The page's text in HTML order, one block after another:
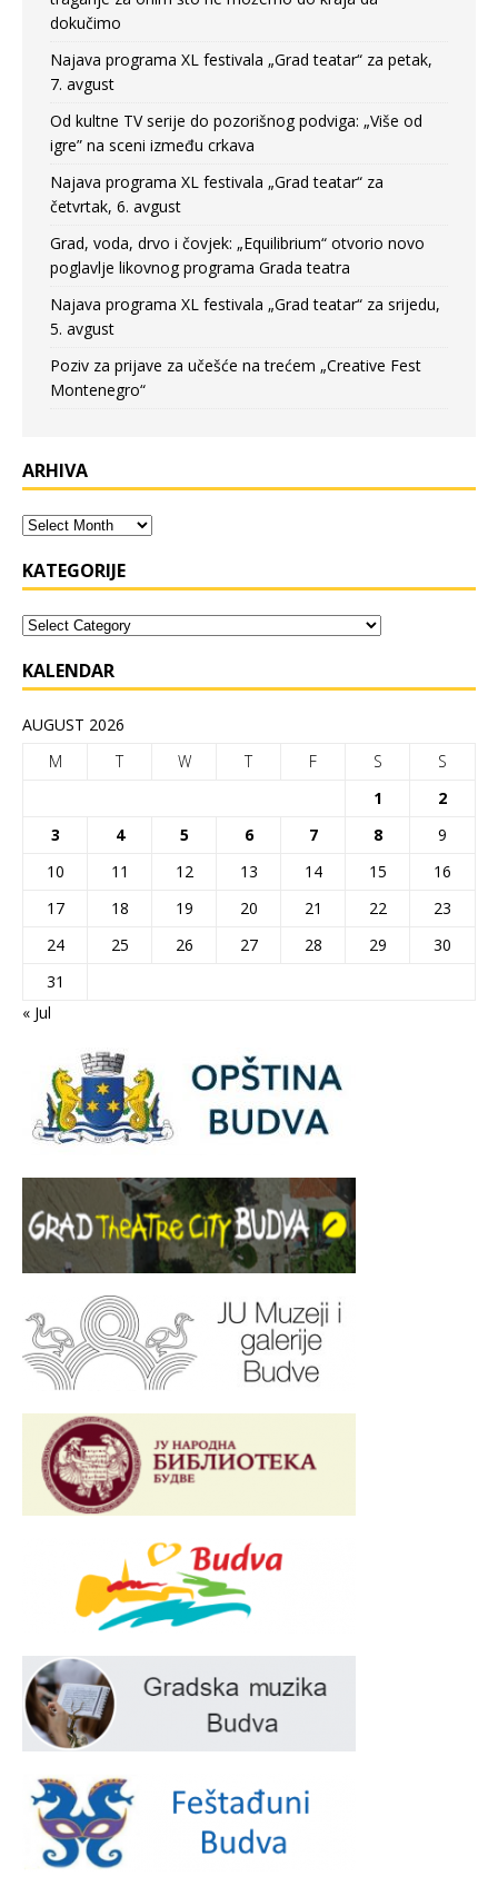
dokučimo
Najava programa XL festivala „Grad teatar“ za petak,
7. avgust
Od kultne TV serije do pozorišnog podviga: „Više od
igre” na sceni između crkava
Najava programa XL festivala „Grad teatar“ za
četvrtak, 6. avgust
Grad, voda, drvo i čovjek: „Equilibrium“ otvorio novo
poglavlje likovnog programa Grada teatra
Najava programa XL festivala „Grad teatar“ za srijedu,
5. avgust
Poziv za prijave za učešće na trećem „Creative Fest
Montenegro“
ARHIVA
KATEGORIJE
KALENDAR
AUGUST 2026
M
T W T F S
S
1
2
3
4 5 6 7 8
9
10
11 12 13 14 15
16
17
18 19 20 21 22
23
24
25 26 27 28 29
30
31
« Jul